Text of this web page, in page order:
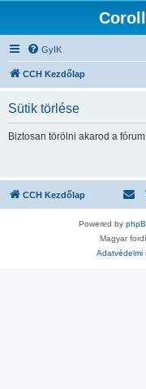
GyIK
CCH Kezdőlap
Sütik törlése
Biztosan törölni akarod a
CCH Kezdőlap
Powered by
Magyar
Adatvédelmi